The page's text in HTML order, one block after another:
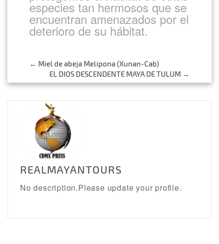
especies tan hermosos que se
encuentran amenazados por el
deterioro de su hábitat.
Post
navigation
← Miel de abeja Melipona (Xunan-Cab)
EL DIOS DESCENDENTE MAYA DE TULUM →
REALMAYANTOURS
No description.Please update your profile.